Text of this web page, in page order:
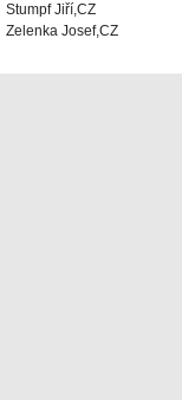
Stumpf Jiří,CZ
Zelenka Josef,CZ